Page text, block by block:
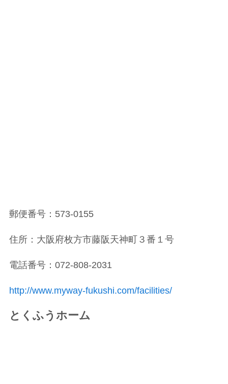
郵便番号：573-0155
住所：大阪府枚方市藤阪天神町３番１号
電話番号：072-808-2031
http://www.myway-fukushi.com/facilities/
とくふうホーム